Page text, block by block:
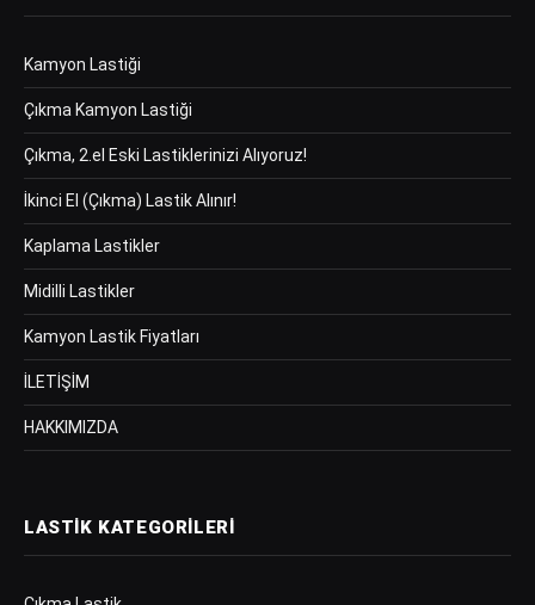
Kamyon Lastiği
Çıkma Kamyon Lastiği
Çıkma, 2.el Eski Lastiklerinizi Alıyoruz!
İkinci El (Çıkma) Lastik Alınır!
Kaplama Lastikler
Midilli Lastikler
Kamyon Lastik Fiyatları
İLETİŞİM
HAKKIMIZDA
LASTIK KATEGORILERI